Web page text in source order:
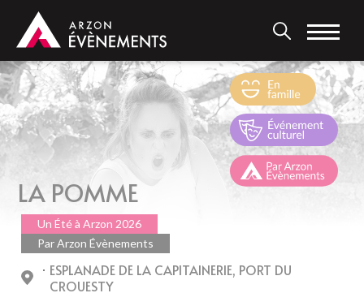
contenu
principal
LA POMME
Un Été à Arzon 2026
Par Arzon Évènements
ESPLANADE DE LA CAPITAINERIE, PORT DU
CROUESTY